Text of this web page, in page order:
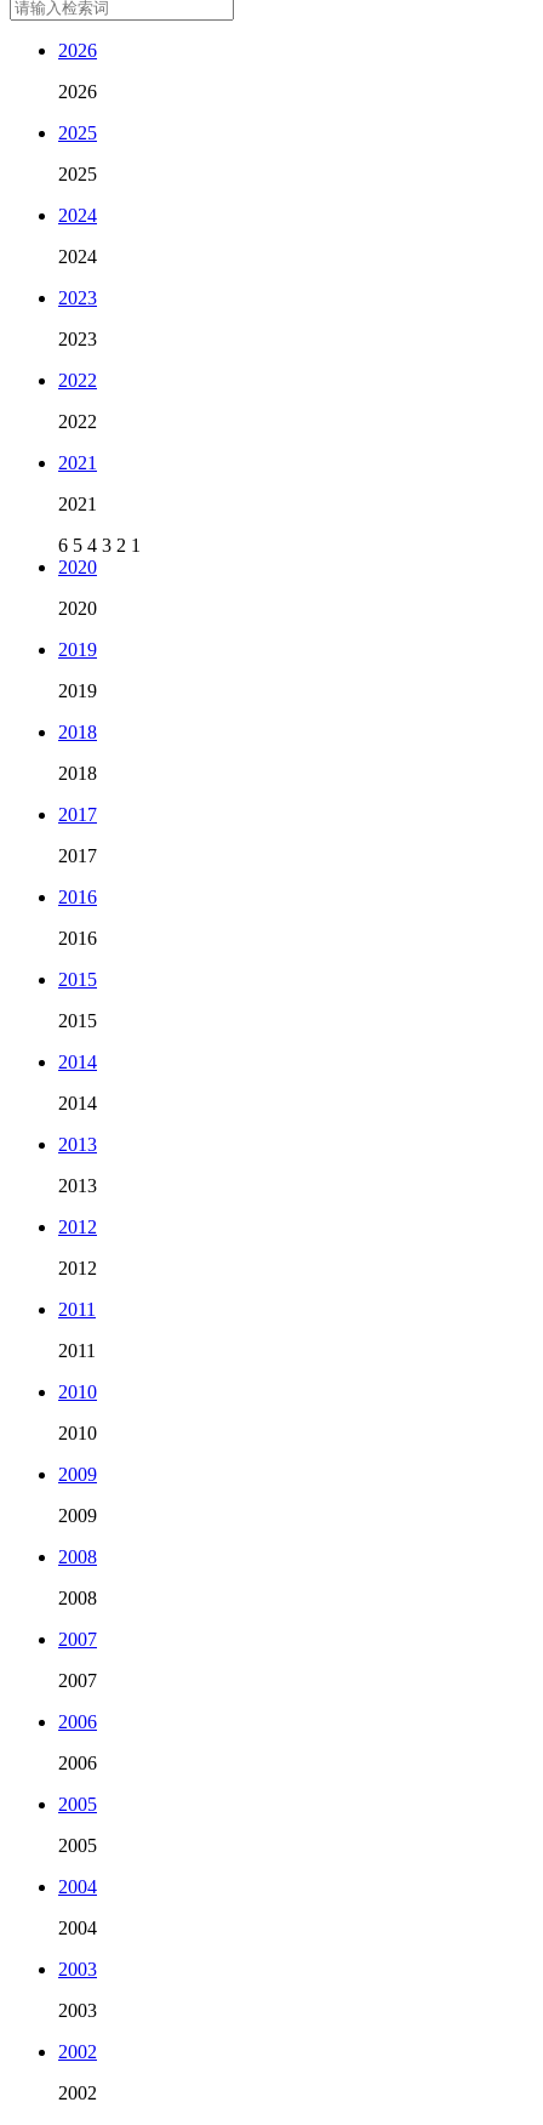
2026
2026
2025
2025
2024
2024
2023
2023
2022
2022
2021
2021
6 5 4 3 2 1
2020
2020
2019
2019
2018
2018
2017
2017
2016
2016
2015
2015
2014
2014
2013
2013
2012
2012
2011
2011
2010
2010
2009
2009
2008
2008
2007
2007
2006
2006
2005
2005
2004
2004
2003
2003
2002
2002